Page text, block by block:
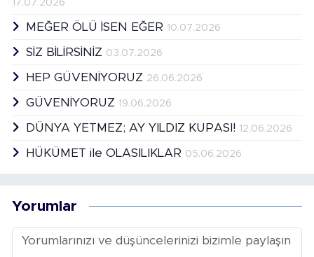
17.07.2026
MEĞER ÖLÜ İSEN EĞER 10.07.2026
SİZ BİLİRSİNİZ 03.07.2026
HEP GÜVENİYORUZ 26.06.2026
GÜVENİYORUZ 19.06.2026
DÜNYA YETMEZ; AY YILDIZ KUPASI! 12.06.2026
HÜKÜMET ile OLASILIKLAR 05.06.2026
Yorumlar